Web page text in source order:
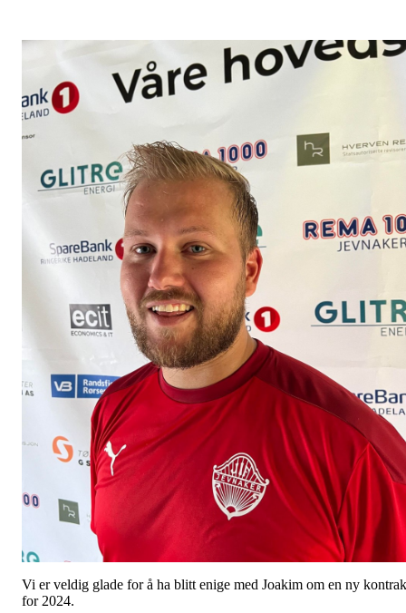
Vi er veldig glade for å ha blitt enige med Joakim om en ny
for 2024.